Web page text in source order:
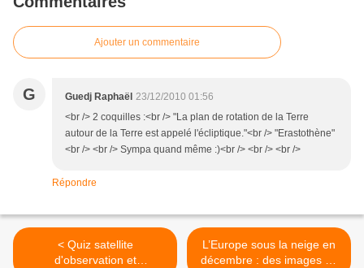
Ajouter un commentaire
G Guedj Raphaël 23/12/2010 01:56
<br /> 2 coquilles :<br /> "La plan de rotation de la Terre
autour de la Terre est appelé l'écliptique."<br /> "Erastothène"
<br /> <br /> Sympa quand même :)<br /> <br /> <br />
Répondre
< Quiz satellite
d'observation et
L’Europe sous la neige en
décembre : des images du